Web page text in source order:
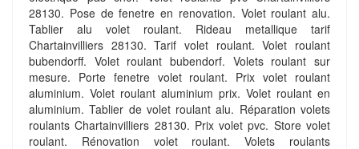
28130. Pose de fenetre en renovation. Volet roulant alu.
Tablier alu volet roulant. Rideau metallique tarif
Chartainvilliers 28130. Tarif volet roulant. Volet roulant
bubendorff. Volet roulant bubendorf. Volets roulant sur
mesure. Porte fenetre volet roulant. Prix volet roulant
aluminium. Volet roulant aluminium prix. Volet roulant en
aluminium. Tablier de volet roulant alu. Réparation volets
roulants Chartainvilliers 28130. Prix volet pvc. Store volet
roulant. Rénovation volet roulant. Volets roulants